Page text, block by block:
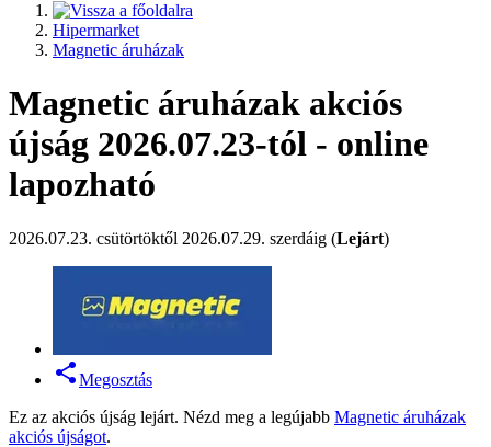
Hipermarket
Magnetic áruházak
Magnetic áruházak akciós
újság 2026.07.23-tól - online
lapozható
2026.07.23. csütörtöktől 2026.07.29. szerdáig (Lejárt)
Megosztás
Ez az akciós újság lejárt. Nézd meg a legújabb Magnetic áruházak
akciós újságot.